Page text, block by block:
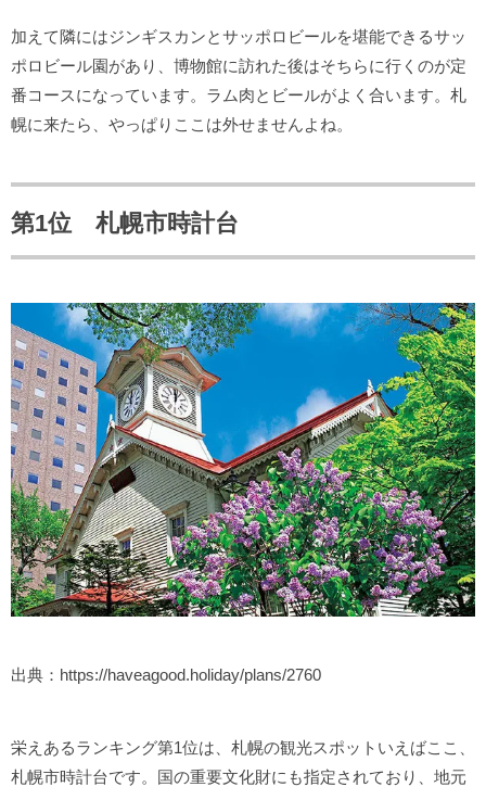
加えて隣にはジンギスカンとサッポロビールを堪能できるサッ
ポロビール園があり、博物館に訪れた後はそちらに行くのが定
番コースになっています。ラム肉とビールがよく合います。札
幌に来たら、やっぱりここは外せませんよね。
第1位 札幌市時計台
出典：https://haveagood.holiday/plans/2760
栄えあるランキング第1位は、札幌の観光スポットいえばここ、
札幌市時計台です。国の重要文化財にも指定されており、地元